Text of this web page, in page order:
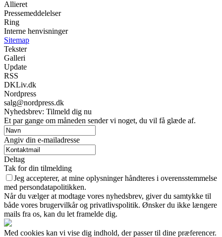
Allieret
Pressemeddelelser
Ring
Interne henvisninger
Sitemap
Tekster
Galleri
Update
RSS
DKLiv.dk
Nordpress
salg@nordpress.dk
Nyhedsbrev: Tilmeld dig nu
Et par gange om måneden sender vi noget, du vil få glæde af.
Angiv din e-mailadresse
Deltag
Tak for din tilmelding
Jeg accepterer, at mine oplysninger håndteres i overensstemmelse
med persondatapolitikken.
Når du vælger at modtage vores nyhedsbrev, giver du samtykke til
både vores brugervilkår og privatlivspolitik. Ønsker du ikke længere
mails fra os, kan du let framelde dig.
Med cookies kan vi vise dig indhold, der passer til dine præferencer.